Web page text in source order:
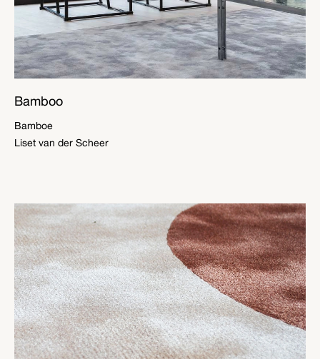
Bamboo
Bamboe
Liset van der Scheer